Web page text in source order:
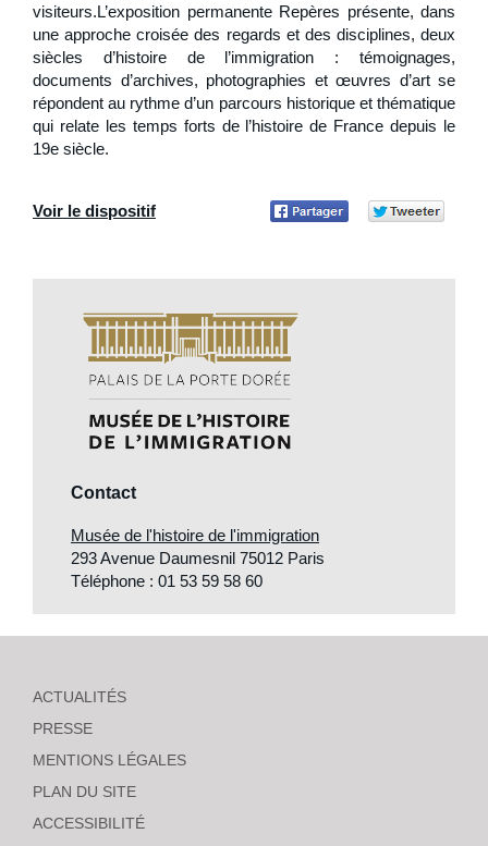
visiteurs.L’exposition permanente Repères présente, dans
une approche croisée des regards et des disciplines, deux
siècles d’histoire de l’immigration : témoignages,
documents d’archives, photographies et œuvres d’art se
répondent au rythme d’un parcours historique et thématique
qui relate les temps forts de l’histoire de France depuis le
19e siècle.
Voir le dispositif
Partager
Contact
Musée de l'histoire de l'immigration
293 Avenue Daumesnil 75012 Paris
Téléphone : 01 53 59 58 60
ACTUALITÉS
PRESSE
MENTIONS LÉGALES
PLAN DU SITE
ACCESSIBILITÉ